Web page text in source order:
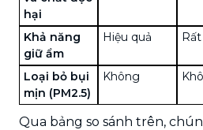
hại
Khả năng
giữ ẩm
Hiệu quả
Loại bỏ bụi
mịn (PM2.5)
Không
Qua bảng so sánh trên,